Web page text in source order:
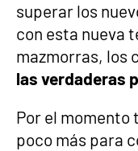
superar los
con esta nueva
mazmorras, los
las verdaderas
Por el momento
poco más para